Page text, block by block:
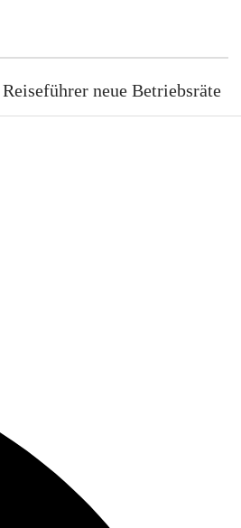
Reiseführer neue Betriebsräte